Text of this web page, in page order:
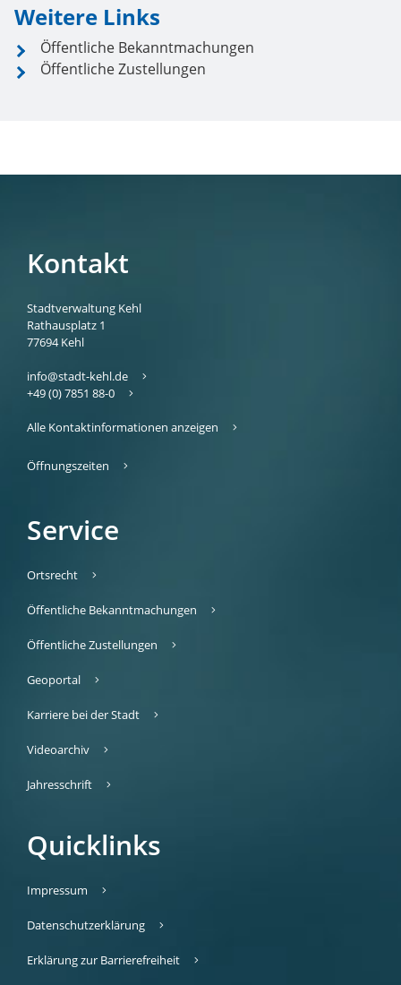
Weitere Links
Öffentliche Bekanntmachungen
Öffentliche Zustellungen
Kontakt
Stadtverwaltung Kehl
Rathausplatz 1
77694 Kehl
info@stadt-kehl.de
+49 (0) 7851 88-0
Alle Kontaktinformationen anzeigen
Öffnungszeiten
Service
Ortsrecht
Öffentliche Bekanntmachungen
Öffentliche Zustellungen
Geoportal
Karriere bei der Stadt
Videoarchiv
Jahresschrift
Quicklinks
Impressum
Datenschutzerklärung
Erklärung zur Barrierefreiheit